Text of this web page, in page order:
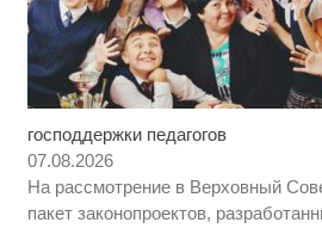
господдержки педагогов
07.08.2026
На рассмотрение в Верховный
пакет законопроектов,
Ролик длится несколько
Смолов призвал
футболистов покинуть